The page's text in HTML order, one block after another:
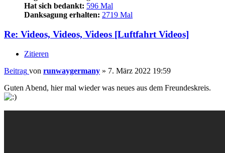
Hat sich bedankt: 596 Mal
Danksagung erhalten: 2719 Mal
Re: Videos, Videos, Videos [Luftfahrt Videos]
Zitieren
Beitrag von runwaygermany » 7. März 2022 19:59
Guten Abend, hier mal wieder was neues aus dem Freundeskreis.